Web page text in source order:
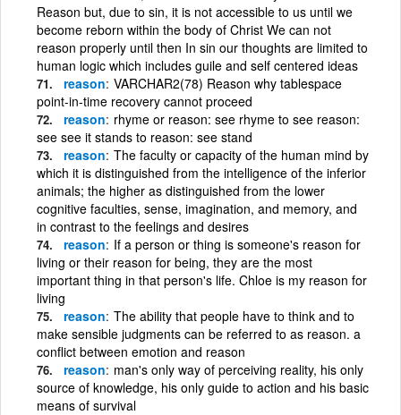
Reason but, due to sin, it is not accessible to us until we
become reborn within the body of Christ We can not
reason properly until then In sin our thoughts are limited to
human logic which includes guile and self centered ideas
reason VARCHAR2(78) Reason why tablespace
point-in-time recovery cannot proceed
reason rhyme or reason: see rhyme to see reason:
see see it stands to reason: see stand
reason The faculty or capacity of the human mind by
which it is distinguished from the intelligence of the inferior
animals; the higher as distinguished from the lower
cognitive faculties, sense, imagination, and memory, and
in contrast to the feelings and desires
reason If a person or thing is someone's reason for
living or their reason for being, they are the most
important thing in that person's life. Chloe is my reason for
living
reason The ability that people have to think and to
make sensible judgments can be referred to as reason. a
conflict between emotion and reason
reason man's only way of perceiving reality, his only
source of knowledge, his only guide to action and his basic
means of survival